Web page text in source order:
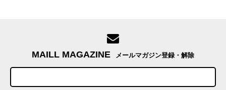
MAILL MAGAZINE メールマガジン登録・解除